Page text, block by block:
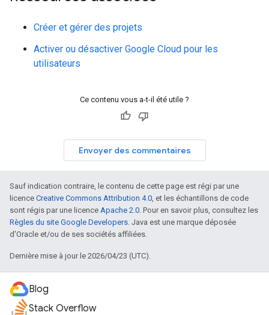
Créer et gérer des projets
Activer ou désactiver Google Cloud pour les
utilisateurs
Ce contenu vous a-t-il été utile ?
Envoyer des commentaires
Sauf indication contraire, le contenu de cette page est régi par une
licence Creative Commons Attribution 4.0, et les échantillons de code
sont régis par une licence Apache 2.0. Pour en savoir plus, consultez les
Règles du site Google Developers. Java est une marque déposée
d'Oracle et/ou de ses sociétés affiliées.
Dernière mise à jour le 2026/04/23 (UTC).
Blog
Stack Overflow